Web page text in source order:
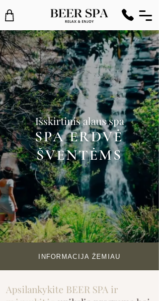
Išskirtinis alaus spa
SPA ERDVĖ
ŠVENTĖMS
INFORMACIJA ŽEMIAU
Apsilankykite BEER SPA ir